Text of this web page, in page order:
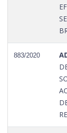
883/2020